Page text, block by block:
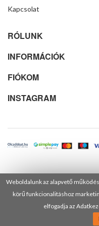
Weboldalunk az alapvető
körű funkcionalitáshoz
elfogadja az
Kapcsolat
RÓLUNK
INFORMÁCIÓK
FIÓKOM
INSTAGRAM
© 2025 Minden jog